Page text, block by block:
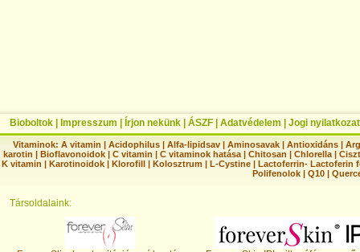
Bioboltok Impresszum Írjon nekünk ÁSZF Adatvédelem Jogi nyilatkozat
Vitaminok: A vitamin |Acidophilus |Alfa-lipidsav |Aminosavak |Antioxidáns |
karotin | Bioflavonoidok | C vitamin | C vitaminok hatása | Chitosan | Chlorella |
K vitamin | Karotinoidok | Klorofill | Kolosztrum | L-Cystine | Lactoferrin- Lactoferin
Polifenolok |Q10 |
Társoldalaink: